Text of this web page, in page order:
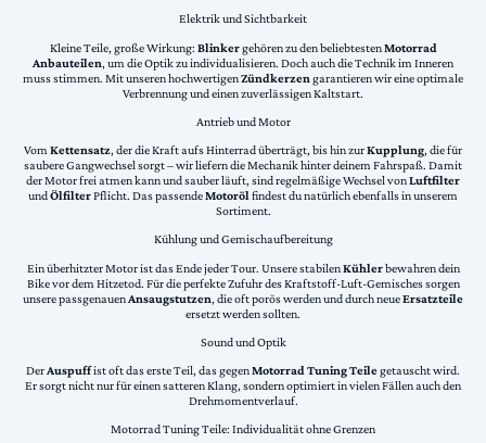
Elektrik und Sichtbarkeit
Kleine Teile, große Wirkung: Blinkergehören zu den beliebtestenMotorrad
Anbauteilen, um die Optik zu individualisieren. Doch auch die Technik im Inneren
muss stimmen. Mit unseren hochwertigenZündkerzen garantieren wir eine optimale
Verbrennung und einen zuverlässigen Kaltstart.
Antrieb und Motor
VomKettensatz, der die Kraft aufs Hinterrad überträgt, bis hin zurKupplung, die für
saubere Gangwechsel sorgt – wir liefern die Mechanik hinter deinem Fahrspaß. Damit
der Motor frei atmen kann und sauber läuft, sind regelmäßige Wechsel vonLuftfilter
undÖlfilterPflicht. Das passendeMotorölfindest du natürlich ebenfalls in unserem
Sortiment.
Kühlung und Gemischaufbereitung
Ein überhitzter Motor ist das Ende jeder Tour. Unsere stabilenKühlerbewahren dein
Bike vor dem Hitzetod. Für die perfekte Zufuhr des Kraftstoff-Luft-Gemisches sorgen
unsere passgenauenAnsaugstutzen, die oft porös werden und durch neueErsatzteile
ersetzt werden sollten.
Sound und Optik
DerAuspuffist oft das erste Teil, das gegenMotorrad Tuning Teilegetauscht wird.
Er sorgt nicht nur für einen satteren Klang, sondern optimiert in vielen Fällen auch den
Drehmomentverlauf.
Motorrad Tuning Teile: Individualität ohne Grenzen